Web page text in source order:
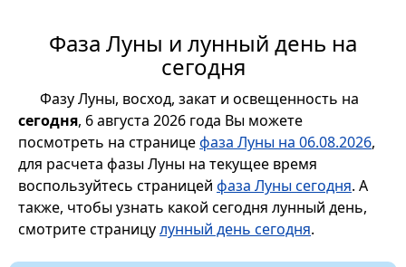
Фаза Луны и лунный день на
сегодня
Фазу Луны, восход, закат и освещенность на
сегодня, 6 августа 2026 года Вы можете
посмотреть на страницефаза Луны на 06.08.2026,
для расчета фазы Луны на текущее время
воспользуйтесь страницей фаза Луны сегодня. А
также, чтобы узнать какой сегодня лунный день,
смотрите страницулунный день сегодня.